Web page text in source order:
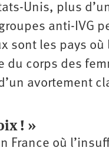
Unis, plus
anti-IVG
sont les pays où
corps des
avortement
! »
France où